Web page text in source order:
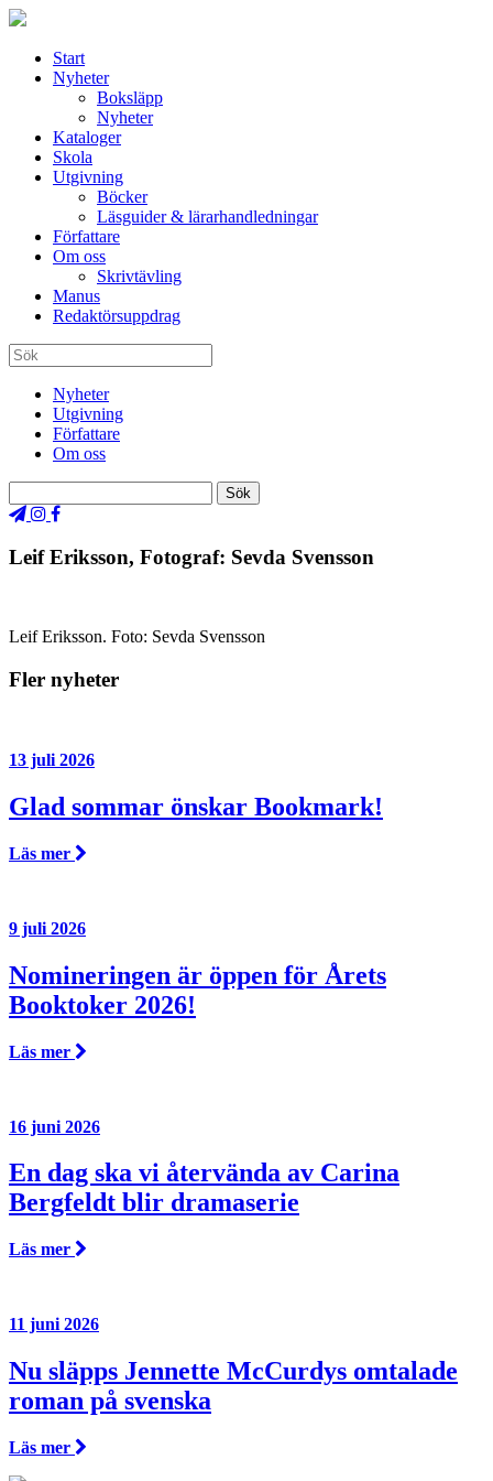
Start
Nyheter
Boksläpp
Nyheter
Kataloger
Skola
Utgivning
Böcker
Läsguider & lärarhandledningar
Författare
Om oss
Skrivtävling
Manus
Redaktörsuppdrag
Nyheter
Utgivning
Författare
Om oss
Leif Eriksson, Fotograf: Sevda Svensson
Leif Eriksson. Foto: Sevda Svensson
Fler nyheter
13 juli 2026
Glad sommar önskar Bookmark!
Läs mer
9 juli 2026
Nomineringen är öppen för Årets
Booktoker 2026!
Läs mer
16 juni 2026
En dag ska vi återvända av Carina
Bergfeldt blir dramaserie
Läs mer
11 juni 2026
Nu släpps Jennette McCurdys omtalade
roman på svenska
Läs mer